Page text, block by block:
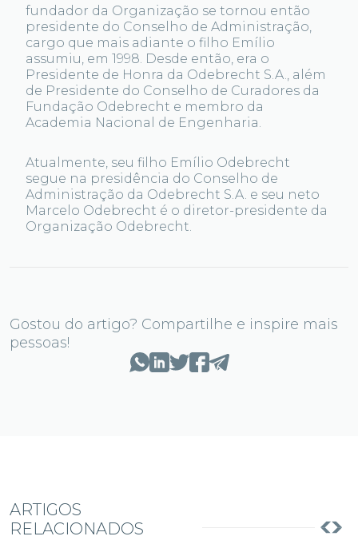
fundador da Organização se tornou então
presidente do Conselho de Administração,
cargo que mais adiante o filho Emílio
assumiu, em 1998. Desde então, era o
Presidente de Honra da Odebrecht S.A., além
de Presidente do Conselho de Curadores da
Fundação Odebrecht e membro da
Academia Nacional de Engenharia.
Atualmente, seu filho Emílio Odebrecht
segue na presidência do Conselho de
Administração da Odebrecht S.A. e seu neto
Marcelo Odebrecht é o diretor-presidente da
Organização Odebrecht.
Gostou do artigo? Compartilhe e inspire mais
pessoas!
ARTIGOS
RELACIONADOS